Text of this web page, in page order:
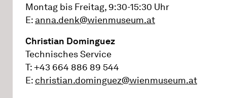
Montag bis Freitag, 9:30-15:30 Uhr
E: anna.denk@wienmuseum.at
Christian Dominguez
Technisches Service
T: +43 664 886 89 544
E: christian.dominguez@wienmuseum.at